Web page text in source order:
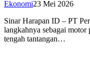
Ekonomi23 Mei 2026
Sinar Harapan ID – PT
langkahnya sebagai motor
tengah tantangan…